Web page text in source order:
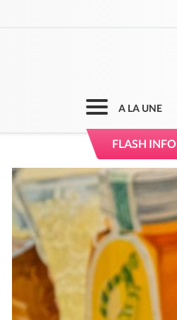
A LA UNE
FLASH INFO